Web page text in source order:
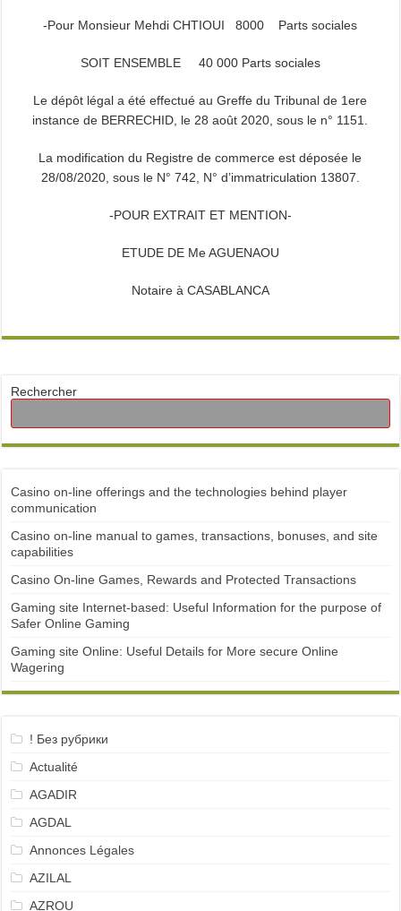
-Pour Monsieur Mehdi CHTIOUI 8000 Parts sociales
SOIT ENSEMBLE 40 000 Parts sociales
Le dépôt légal a été effectué au Greffe du Tribunal de 1ere
instance de BERRECHID, le 28 août 2020, sous le n° 1151.
La modification du Registre de commerce est déposée le
28/08/2020, sous le N° 742, N° d’immatriculation 13807.
-POUR EXTRAIT ET MENTION-
ETUDE DE Me AGUENAOU
Notaire à CASABLANCA
Rechercher
Casino on-line offerings and the technologies behind player
communication
Casino on-line manual to games, transactions, bonuses, and site
capabilities
Casino On-line Games, Rewards and Protected Transactions
Gaming site Internet-based: Useful Information for the purpose of
Safer Online Gaming
Gaming site Online: Useful Details for More secure Online
Wagering
! Без рубрики
Actualité
AGADIR
AGDAL
Annonces Légales
AZILAL
AZROU